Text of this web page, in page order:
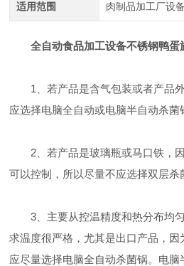
适用范围 肉制品加工厂设备
全自动食品加工设备不锈钢鸭蛋
1、若产品是含气包装或者产品外
应选择电脑全自动或电脑半自动杀菌
2、若产品是玻璃瓶或马口铁，因
可以控制，所以尽量不应选择双层杀
3、主要从控温精度和热分布均匀
求温度很严格，尤其是出口产品，因
应尽量选择电脑全自动杀菌锅。电